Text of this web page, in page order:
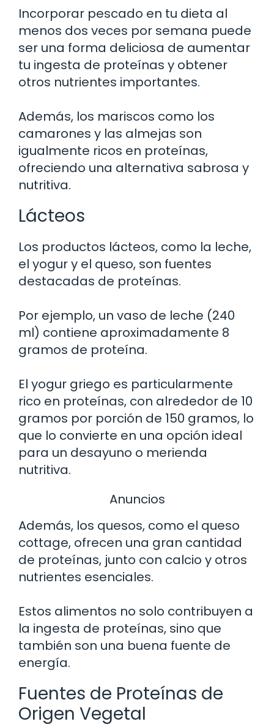
Incorporar pescado en tu dieta al
menos dos veces por semana puede
ser una forma deliciosa de aumentar
tu ingesta de proteínas y obtener
otros nutrientes importantes.
Además, los mariscos como los
camarones y las almejas son
igualmente ricos en proteínas,
ofreciendo una alternativa sabrosa y
nutritiva.
Lácteos
Los productos lácteos, como la leche,
el yogur y el queso, son fuentes
destacadas de proteínas.
Por ejemplo, un vaso de leche (240
ml) contiene aproximadamente 8
gramos de proteína.
El yogur griego es particularmente
rico en proteínas, con alrededor de 10
gramos por porción de 150 gramos, lo
que lo convierte en una opción ideal
para un desayuno o merienda
nutritiva.
Anuncios
Además, los quesos, como el queso
cottage, ofrecen una gran cantidad
de proteínas, junto con calcio y otros
nutrientes esenciales.
Estos alimentos no solo contribuyen a
la ingesta de proteínas, sino que
también son una buena fuente de
energía.
Fuentes de Proteínas de
Origen Vegetal